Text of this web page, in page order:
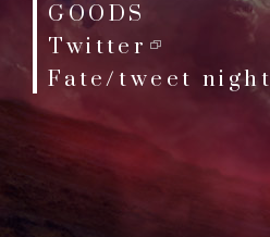
GOODS
Twitter
Fate/tweet night